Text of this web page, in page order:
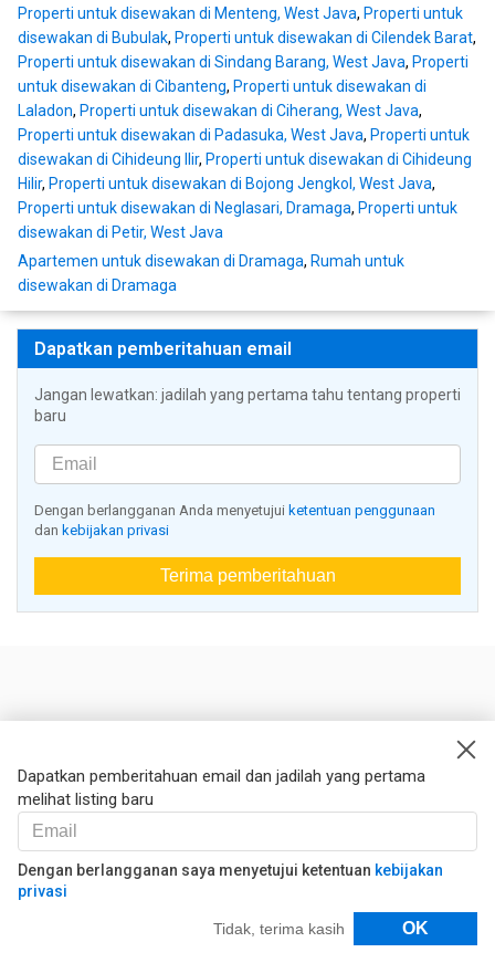
Properti untuk disewakan di Menteng, West Java, Properti untuk
disewakan di Bubulak, Properti untuk disewakan di Cilendek Barat,
Properti untuk disewakan di Sindang Barang, West Java, Properti
untuk disewakan di Cibanteng, Properti untuk disewakan di
Laladon, Properti untuk disewakan di Ciherang, West Java,
Properti untuk disewakan di Padasuka, West Java, Properti untuk
disewakan di Cihideung Ilir, Properti untuk disewakan di Cihideung
Hilir, Properti untuk disewakan di Bojong Jengkol, West Java,
Properti untuk disewakan di Neglasari, Dramaga, Properti untuk
disewakan di Petir, West Java
Apartemen untuk disewakan di Dramaga, Rumah untuk
disewakan di Dramaga
Dapatkan pemberitahuan email
Jangan lewatkan: jadilah yang pertama tahu tentang properti
baru
Dengan berlangganan Anda menyetujui ketentuan penggunaan
dan kebijakan privasi
Terima pemberitahuan
Dapatkan pemberitahuan email dan jadilah yang pertama
melihat listing baru
Dengan berlangganan saya menyetujui ketentuan kebijakan
privasi
Tidak, terima kasih OK
Filter
Kontak kami
Hukum
Syarat dan ketentuan
Kebijakan privasi
Kebijakan Cookies